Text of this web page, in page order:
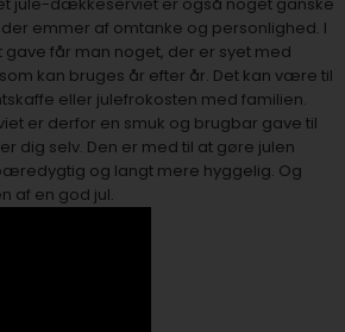
emmer af omtanke og personlighed. I
får man noget, der er syet med
kan bruges år efter år. Det kan være til
eller julefrokosten med familien.
er derfor en smuk og brugbar gave til
dig selv. Den er med til at gøre julen
og langt mere hyggelig. Og
af en god jul.